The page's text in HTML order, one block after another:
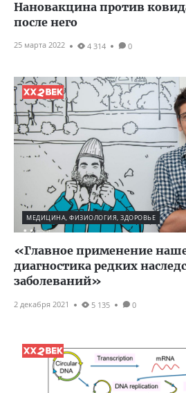
Нановакцина против
после него
25 марта 2022 4 314 0
МЕДИЦИНА, ФИЗИОЛОГИЯ, ЗДОРОВЬЕ
«Главное применение
диагностика редких
заболеваний»
2 декабря 2021 5 135 0